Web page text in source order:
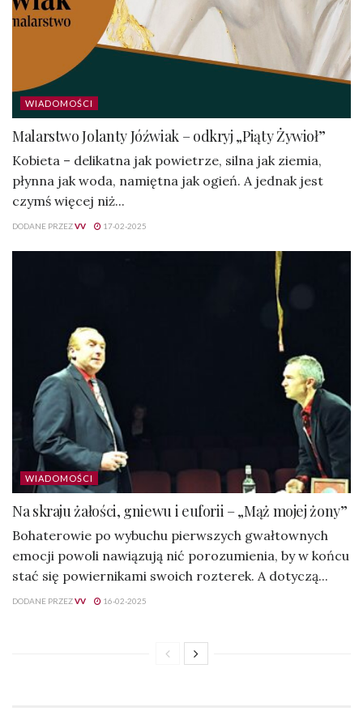
WIADOMOŚCI
Malarstwo Jolanty Jóźwiak – odkryj „Piąty Żywioł”
Kobieta – delikatna jak powietrze, silna jak ziemia,
płynna jak woda, namiętna jak ogień. A jednak jest
czymś więcej niż...
DODANE PRZEZVV 17-02-2025
WIADOMOŚCI
Na skraju żałości, gniewu i euforii – „Mąż mojej żony”
Bohaterowie po wybuchu pierwszych gwałtownych
emocji powoli nawiązują nić porozumienia, by w końcu
stać się powiernikami swoich rozterek. A dotyczą...
DODANE PRZEZVV 16-02-2025